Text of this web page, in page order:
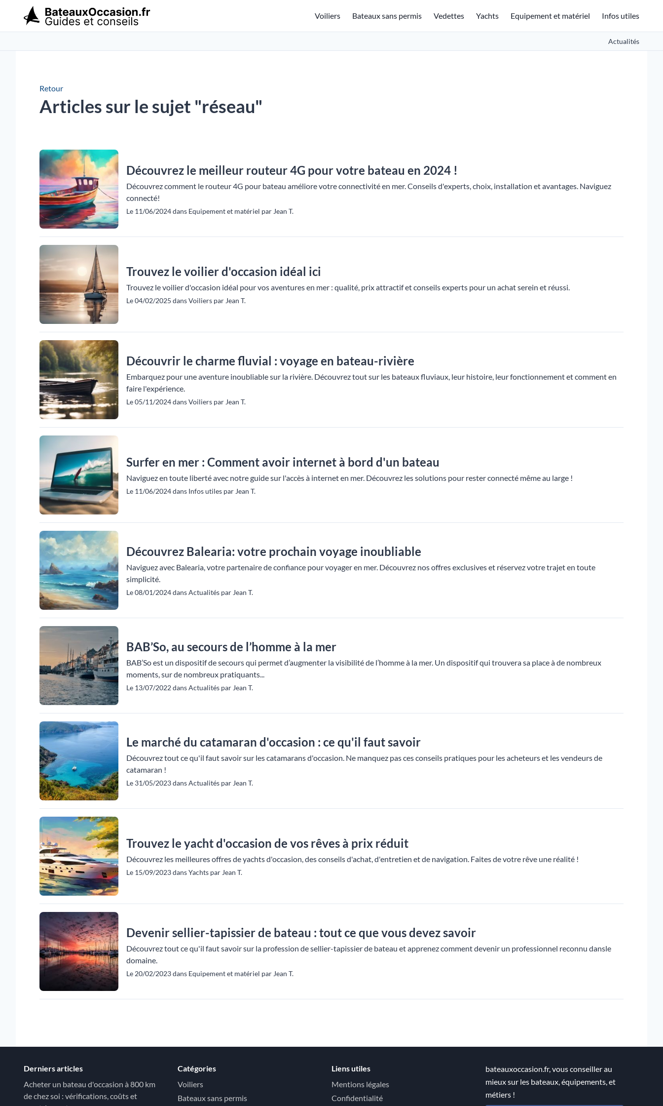
Voiliers Bateaux sans permis Vedettes Yachts Equipement et matériel Infos utiles
Actualités
Retour
Articles sur le sujet "réseau"
Découvrez le meilleur routeur 4G pour votre bateau en 2024 !
Découvrez comment le routeur 4G pour bateau améliore votre connectivité en mer. Conseils d'experts, choix, installation et avantages. Naviguez
connecté!
Le 11/06/2024 dans Equipement et matériel par Jean T.
Trouvez le voilier d'occasion idéal ici
Trouvez le voilier d'occasion idéal pour vos aventures en mer : qualité, prix attractif et conseils experts pour un achat serein et réussi.
Le 04/02/2025 dans Voiliers par Jean T.
Découvrir le charme fluvial : voyage en bateau-rivière
Embarquez pour une aventure inoubliable sur la rivière. Découvrez tout sur les bateaux fluviaux, leur histoire, leur fonctionnement et comment en
faire l'expérience.
Le 05/11/2024 dans Voiliers par Jean T.
Surfer en mer : Comment avoir internet à bord d'un bateau
Naviguez en toute liberté avec notre guide sur l'accès à internet en mer. Découvrez les solutions pour rester connecté même au large !
Le 11/06/2024 dans Infos utiles par Jean T.
Découvrez Balearia: votre prochain voyage inoubliable
Naviguez avec Balearia, votre partenaire de confiance pour voyager en mer. Découvrez nos offres exclusives et réservez votre trajet en toute
simplicité.
Le 08/01/2024 dans Actualités par Jean T.
BAB’So, au secours de l’homme à la mer
BAB’So est un dispositif de secours qui permet d’augmenter la visibilité de l’homme à la mer. Un dispositif qui trouvera sa place à de nombreux
moments, sur de nombreux pratiquants...
Le 13/07/2022 dans Actualités par Jean T.
Le marché du catamaran d'occasion : ce qu'il faut savoir
Découvrez tout ce qu'il faut savoir sur les catamarans d'occasion. Ne manquez pas ces conseils pratiques pour les acheteurs et les vendeurs de
catamaran !
Le 31/05/2023 dans Actualités par Jean T.
Trouvez le yacht d'occasion de vos rêves à prix réduit
Découvrez les meilleures offres de yachts d'occasion, des conseils d'achat, d'entretien et de navigation. Faites de votre rêve une réalité !
Le 15/09/2023 dans Yachts par Jean T.
Devenir sellier-tapissier de bateau : tout ce que vous devez savoir
Découvrez tout ce qu'il faut savoir sur la profession de sellier-tapissier de bateau et apprenez comment devenir un professionnel reconnu dansle
domaine.
Le 20/02/2023 dans Equipement et matériel par Jean T.
Derniers articles
Acheter un bateau d'occasion à 800 km
de chez soi : vérifications, coûts et
Catégories
Voiliers
Bateaux sans permis
Liens utiles
Mentions légales
Confidentialité
bateauxoccasion.fr, vous conseiller au
mieux sur les bateaux, équipements, et
métiers !